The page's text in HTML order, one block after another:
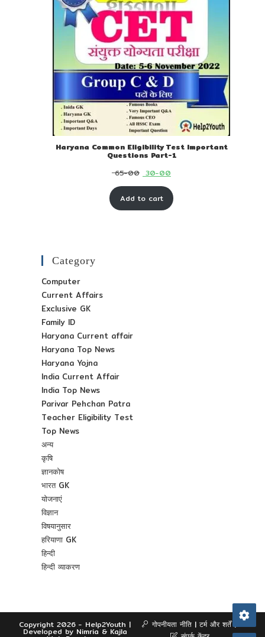
Haryana Common Eligibility Test Important
Questions Part-1
65-00 Original
price
was:
30-00Current
price
is:
Add to cart
Category
Computer
Current Affairs
Exclusive GK
Family ID
Haryana Current affair
Haryana Top News
Haryana Yojna
India Current Affair
India Top News
Parivar Pehchan Patra
Teacher Eligibility Test
Top News
अन्य
कृषि
ज्ञानकोष
भारत GK
योजनाएं
विज्ञान
विषयानुसार
हरियाणा GK
हिन्दी
हिन्दी व्याकरण
Copyright 2026 - Help2Youth |
Developed by Nimria & Kajla
गोपनीयता नीति
टर्म और शर्तें